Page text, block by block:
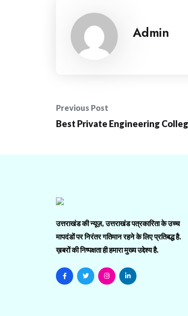
Admin
Post
navigation
Previous Post
Best Private Engineering
उत्तराखंड की न्यूज़, उत्तराखंड पत्रकारिता के उच्च
मापदंडों पर निरंतर गतिमान रहने के लिए प्रतिबद्ध है.
ख़बरों की निष्पक्षता ही हमारा मुख्य उद्देश्य है.